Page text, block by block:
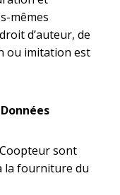
­mêmes
d’auteur, de
ou imitation est
sont
la fourniture du